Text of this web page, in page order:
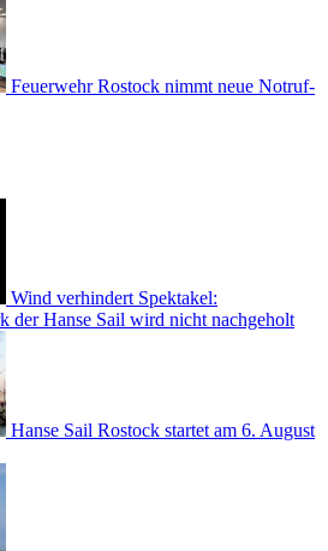
Feuerwehr Rostock nimmt neue Notruf-
Wind verhindert Spektakel:
der Hanse Sail wird nicht nachgeholt
Hanse Sail Rostock startet am 6. August